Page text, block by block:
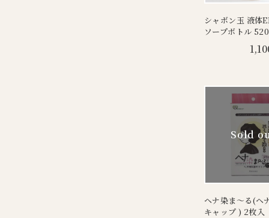
シャボン玉 液体
ソープボトル
ヘナ染ま～る(ヘ
キャップ ) 2枚入